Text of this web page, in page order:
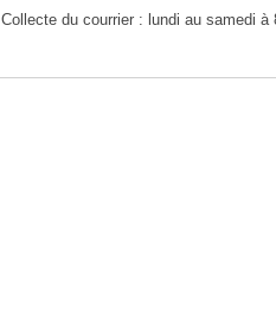
Collecte du courrier : lundi au samedi à